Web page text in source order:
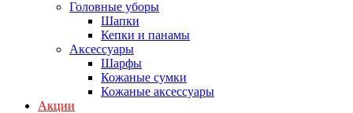
Головные уборы
Шапки
Кепки и панамы
Аксессуары
Шарфы
Кожаные сумки
Кожаные аксессуары
Акции